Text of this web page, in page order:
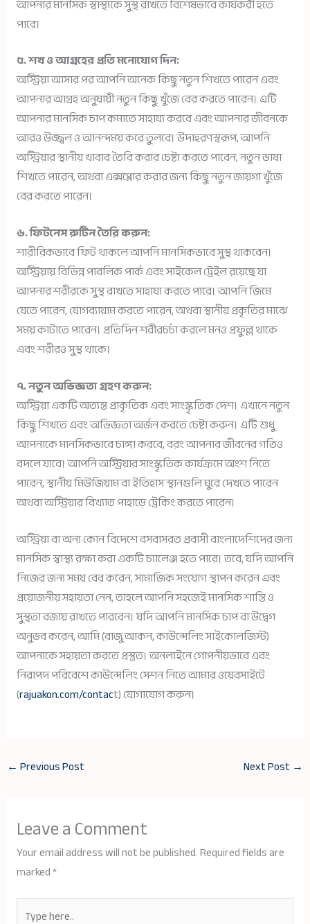
আপনার মানসিক স্বাস্থ্যকে সুস্থ রাখতে বিশেষভাবে কার্যকরী হতে
পারে।
৫. শখ ও আগ্রহের প্রতি মনোযোগ দিন:
অস্ট্রিয়া আসার পর আপনি অনেক কিছু নতুন শিখতে পারেন এবং
আপনার আগ্রহ অনুযায়ী নতুন কিছু খুঁজে বের করতে পারেন। এটি
আপনার মানসিক চাপ কমাতে সাহায্য করবে এবং আপনার জীবনকে
আরও উজ্জ্বল ও আনন্দময় করে তুলবে। উদাহরণস্বরূপ, আপনি
অস্ট্রিয়ার স্থানীয় খাবার তৈরি করার চেষ্টা করতে পারেন, নতুন ভাষা
শিখতে পারেন, অথবা এক্সপ্লোর করার জন্য কিছু নতুন জায়গা খুঁজে
বের করতে পারেন।
৬. ফিটনেস রুটিন তৈরি করুন:
শারীরিকভাবে ফিট থাকলে আপনি মানসিকভাবে সুস্থ থাকবেন।
অস্ট্রিয়ায় বিভিন্ন পাবলিক পার্ক এবং সাইকেল ট্রেইল রয়েছে যা
আপনার শরীরকে সুস্থ রাখতে সাহায্য করতে পারে। আপনি জিমে
যেতে পারেন, যোগব্যায়াম করতে পারেন, অথবা স্থানীয় প্রকৃতির মাঝে
সময় কাটাতে পারেন। প্রতিদিন শরীরচর্চা করলে মনও প্রফুল্ল থাকে
এবং শরীরও সুস্থ থাকে।
৭. নতুন অভিজ্ঞতা গ্রহণ করুন:
অস্ট্রিয়া একটি অত্যন্ত প্রাকৃতিক এবং সাংস্কৃতিক দেশ। এখানে নতুন
কিছু শিখতে এবং অভিজ্ঞতা অর্জন করতে চেষ্টা করুন। এটি শুধু
আপনাকে মানসিকভাবে চাঙ্গা করবে, বরং আপনার জীবনের গতিও
বদলে যাবে। আপনি অস্ট্রিয়ার সাংস্কৃতিক কার্যক্রমে অংশ নিতে
পারেন, স্থানীয় মিউজিয়াম বা ইতিহাস স্থানগুলি ঘুরে দেখতে পারেন
অথবা অস্ট্রিয়ার বিখ্যাত পাহাড়ে ট্রেকিং করতে পারেন।
অস্ট্রিয়া বা অন্য কোন বিদেশে বসবাসরত প্রবাসী বাংলাদেশিদের জন্য
মানসিক স্বাস্থ্য রক্ষা করা একটি চ্যালেঞ্জ হতে পারে। তবে, যদি আপনি
নিজের জন্য সময় বের করেন, সামাজিক সংযোগ স্থাপন করেন এবং
প্রয়োজনীয় সহায়তা নেন, তাহলে আপনি সহজেই মানসিক শান্তি ও
সুস্থতা বজায় রাখতে পারবেন। যদি আপনি মানসিক চাপ বা উদ্বেগ
অনুভব করেন, আমি (রাজু আকন, কাউন্সেলিং সাইকোলজিস্ট)
আপনাকে সহায়তা করতে প্রস্তুত। অনলাইনে গোপনীয়ভাবে এবং
নিরাপদ পরিবেশে কাউন্সেলিং সেশন নিতে আমার ওয়েবসাইটে
(rajuakon.com/contact) যোগাযোগ করুন।
← Previous Post Next Post →
Leave a Comment
Your email address will not be published.Required fields are
marked*